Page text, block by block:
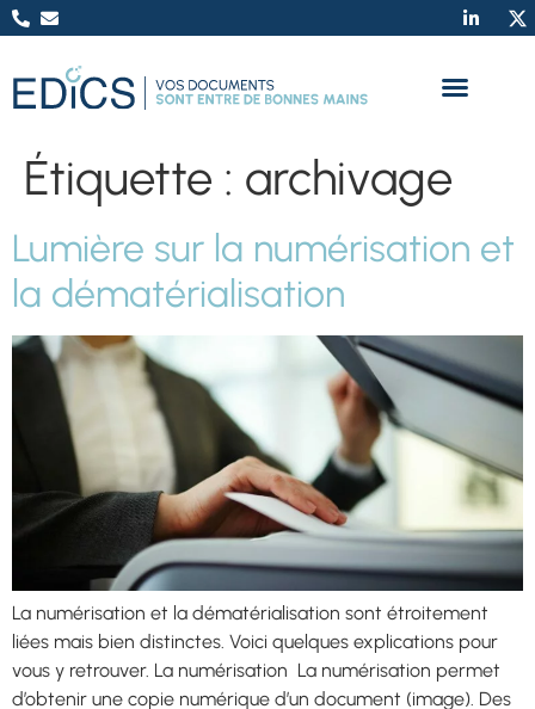
Étiquette : archivage
Lumière sur la numérisation et
la dématérialisation
La numérisation et la dématérialisation sont étroitement
liées mais bien distinctes. Voici quelques explications pour
vous y retrouver. La numérisation La numérisation permet
d’obtenir une copie numérique d’un document (image). Des